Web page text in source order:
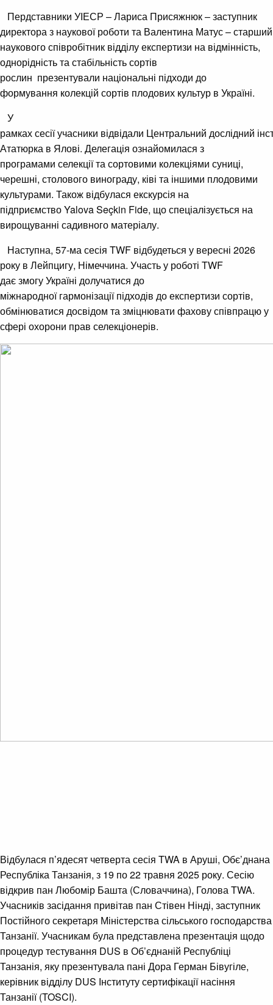
Пердставники УІЕСР – Лариса Присяжнюк – заступник
директора з наукової роботи та Валентина Матус – старший
наукового співробітник відділу експертизи на відмінність,
однорідність та стабільність сортів
рослин презентували національні підходи до
формування колекцій сортів плодових культур в Україні.
У
рамках сесії учасники відвідали Центральний дослідний
Ататюрка в Ялові. Делегація ознайомилася з
програмами селекції та сортовими колекціями суниці,
черешні, столового винограду, ківі та іншими плодовими
культурами. Також відбулася екскурсія на
підприємство Yalova Seçkin Fide, що спеціалізується на
вирощуванні садивного матеріалу.
Наступна, 57-ма сесія TWF відбудеться у вересні 2026
року в Лейпцигу, Німеччина. Участь у роботі TWF
дає змогу Україні долучатися до
міжнародної гармонізації підходів до експертизи сортів,
обмінюватися досвідом та зміцнювати фахову співпрацю у
сфері охорони прав селекціонерів.
Відбулася п’ядесят четверта сесія TWA в Аруші, Обє’днана
Республіка Танзанія, з 19 по 22 травня 2025 року. Сесію
відкрив пан Любомір Башта (Словаччина), Голова TWA.
Учасників засідання привітав пан Стівен Нінді, заступник
Постійного секретаря Міністерства сільського господарства
Танзанії. Учасникам була представлена презентація щодо
процедур тестування DUS в Об’єднаній Республіці
Танзанія, яку презентувала пані Дора Герман Бівугіле,
керівник відділу DUS Інституту сертифікації насіння
Танзанії (TOSCI).